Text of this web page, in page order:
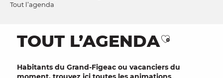
Tout l’agenda
TOUT L’AGENDAAjouter
Habitants du Grand-Figeac ou vacanciers du